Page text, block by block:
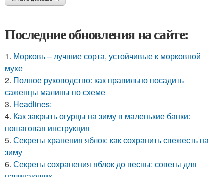
Последние обновления на сайте:
1. Морковь – лучшие сорта, устойчивые к морковной
мухе
2. Полное руководство: как правильно посадить
саженцы малины по схеме
3. Headlines:
4. Как закрыть огурцы на зиму в маленькие банки:
пошаговая инструкция
5. Секреты хранения яблок: как сохранить свежесть на
зиму
6. Секреты сохранения яблок до весны: советы для